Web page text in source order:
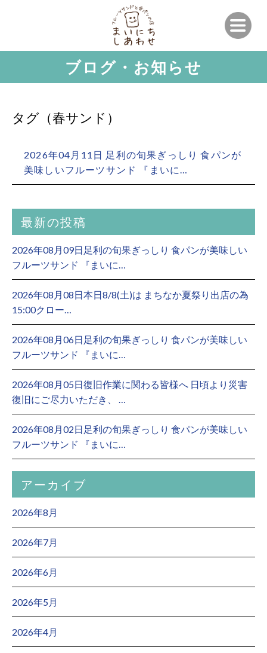
ブログ・お知らせ
タグ（春サンド）
2026年04月11日 足利の旬果ぎっしり 食パンが
美味しいフルーツサンド 『まいに…
最新の投稿
2026年08月09日足利の旬果ぎっしり 食パンが美味しい
フルーツサンド 『まいに…
2026年08月08日本日8/8(土)は まちなか夏祭り出店の為
15:00クロー…
2026年08月06日足利の旬果ぎっしり 食パンが美味しい
フルーツサンド 『まいに…
2026年08月05日復旧作業に関わる皆様へ 日頃より災害
復旧にご尽力いただき、 …
2026年08月02日足利の旬果ぎっしり 食パンが美味しい
フルーツサンド 『まいに…
アーカイブ
2026年8月
2026年7月
2026年6月
2026年5月
2026年4月